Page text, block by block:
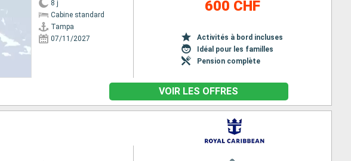
8 j
Cabine standard
Tampa
07/11/2027
600 CHF
Activités à bord incluses
Idéal pour les familles
Pension complète
VOIR LES OFFRES